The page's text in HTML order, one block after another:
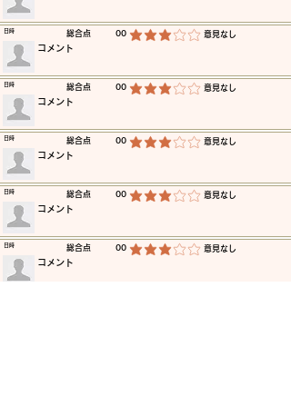
​総合点 00 平均評価 3 /5 ​意見なし
​日時
​コメント
​総合点 00 平均評価 3 /5 ​意見なし
​日時
​コメント
​総合点 00 平均評価 3 /5 ​意見なし
​日時
​コメント
​総合点 00 平均評価 3 /5 ​意見なし
​日時
​コメント
​総合点 00 平均評価 3 /5 ​意見なし
​日時
​コメント